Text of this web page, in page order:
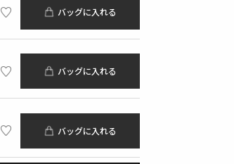
バッグに入れる
バッグに入れる
バッグに入れる